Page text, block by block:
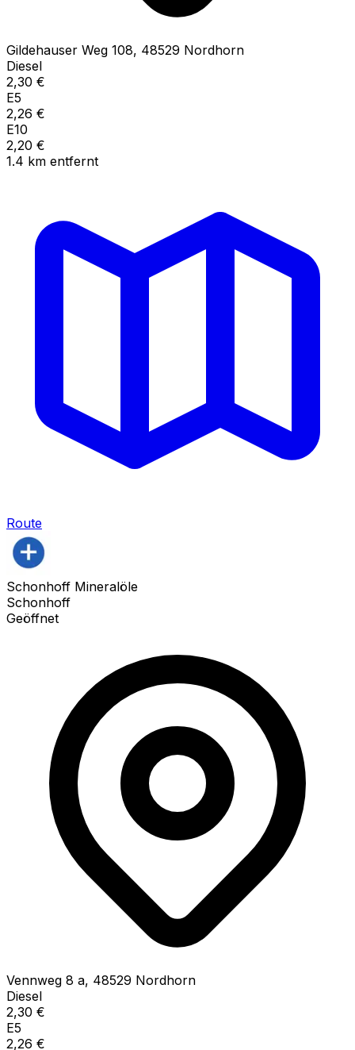
Gildehauser Weg 108, 48529 Nordhorn
Diesel
2,30 €
E5
2,26 €
E10
2,20 €
1.4 km entfernt
Route
Schonhoff Mineralöle
Schonhoff
Geöffnet
Vennweg 8 a, 48529 Nordhorn
Diesel
2,30 €
E5
2,26 €